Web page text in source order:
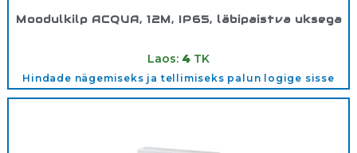
Moodulkilp ACQUA, 12M, IP65, läbipaistva uksega
Laos: 4 TK
Hindade nägemiseks ja tellimiseks palun logige sisse